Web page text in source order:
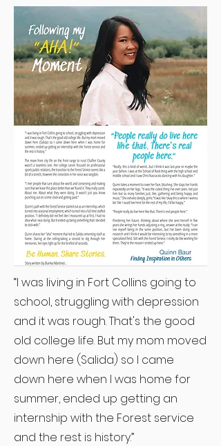
“I was living in Fort Collins going to
school, struggling with depression
and it was rough. That's the good
old college life. But my mom moved
down here (Salida) so I came
down here when I was home for
summer, ended up getting an
internship with the Forest service
and the rest is history.”